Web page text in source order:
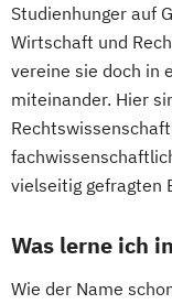
Studienhunger auf
Wirtschaft und
vereine sie doch in
miteinander. Hier
vielseitig gefragten
Was lerne ich
Wie der Name